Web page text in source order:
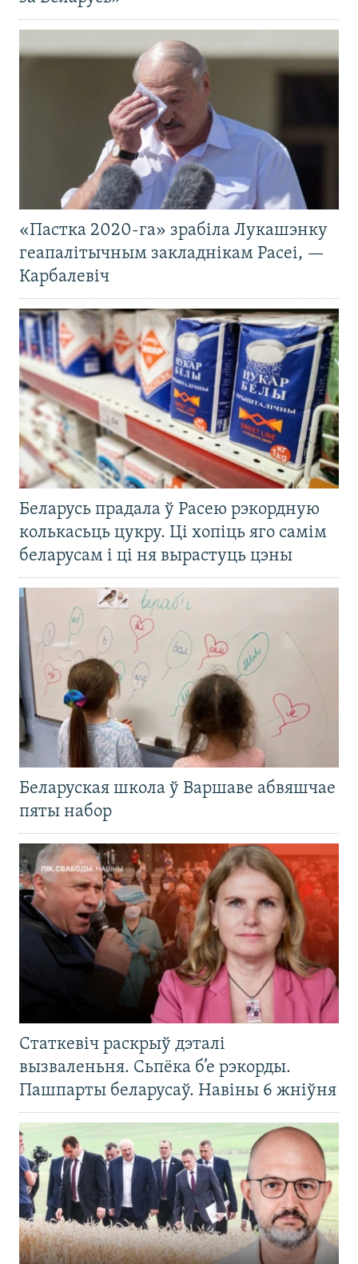
«Пастка 2020-га» зрабіла Лукашэнку
геапалітычным закладнікам Расеі, —
Карбалевіч
Беларусь прадала ў Расею рэкордную
колькасьць цукру. Ці хопіць яго самім
беларусам і ці ня вырастуць цэны
Беларуская школа ў Варшаве абвяшчае
пяты набор
Статкевіч раскрыў дэталі
вызваленьня. Сьпёка б’е рэкорды.
Пашпарты беларусаў. Навіны 6 жніўня